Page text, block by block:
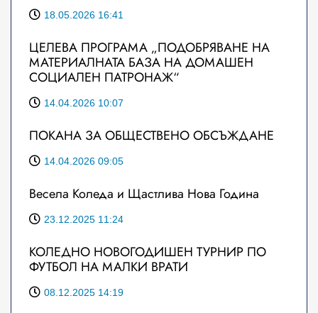
18.05.2026 16:41
ЦЕЛЕВА ПРОГРАМА „ПОДОБРЯВАНЕ НА
МАТЕРИАЛНАТА БАЗА НА ДОМАШЕН
СОЦИАЛЕН ПАТРОНАЖ“
14.04.2026 10:07
ПОКАНА ЗА ОБЩЕСТВЕНО ОБСЪЖДАНЕ
14.04.2026 09:05
Весела Коледа и Щастлива Нова Година
23.12.2025 11:24
КОЛЕДНО НОВОГОДИШЕН ТУРНИР ПО
ФУТБОЛ НА МАЛКИ ВРАТИ
08.12.2025 14:19